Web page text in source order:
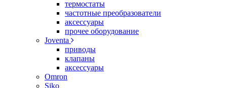
термостаты
частотные преобразователи
аксессуары
прочее оборудование
Joventa
приводы
клапаны
аксессуары
Omron
Siko